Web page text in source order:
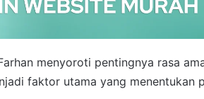
menyoroti pentingnya rasa
faktor utama yang menentukan